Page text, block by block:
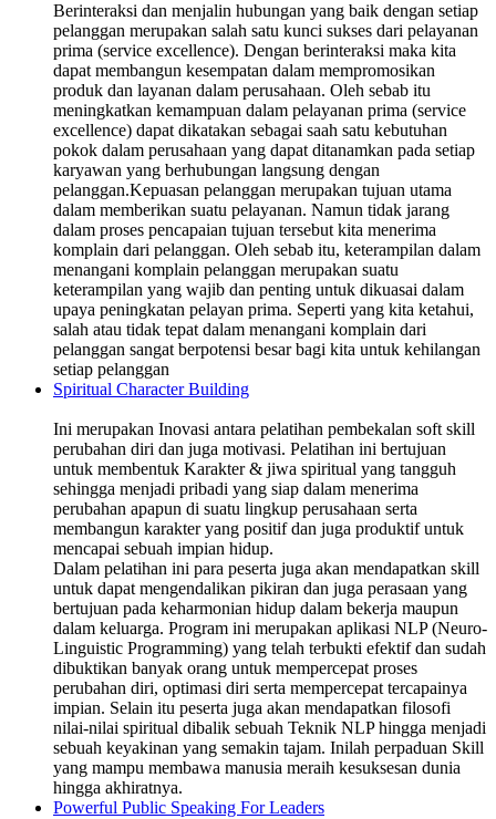
Berinteraksi dan menjalin hubungan yang baik dengan setiap
pelanggan merupakan salah satu kunci sukses dari pelayanan
prima (service excellence). Dengan berinteraksi maka kita
dapat membangun kesempatan dalam mempromosikan
produk dan layanan dalam perusahaan. Oleh sebab itu
meningkatkan kemampuan dalam pelayanan prima (service
excellence) dapat dikatakan sebagai saah satu kebutuhan
pokok dalam perusahaan yang dapat ditanamkan pada setiap
karyawan yang berhubungan langsung dengan
pelanggan.Kepuasan pelanggan merupakan tujuan utama
dalam memberikan suatu pelayanan. Namun tidak jarang
dalam proses pencapaian tujuan tersebut kita menerima
komplain dari pelanggan. Oleh sebab itu, keterampilan dalam
menangani komplain pelanggan merupakan suatu
keterampilan yang wajib dan penting untuk dikuasai dalam
upaya peningkatan pelayan prima. Seperti yang kita ketahui,
salah atau tidak tepat dalam menangani komplain dari
pelanggan sangat berpotensi besar bagi kita untuk kehilangan
setiap pelanggan
Spiritual Character Building
Ini merupakan Inovasi antara pelatihan pembekalan soft skill
perubahan diri dan juga motivasi. Pelatihan ini bertujuan
untuk membentuk Karakter & jiwa spiritual yang tangguh
sehingga menjadi pribadi yang siap dalam menerima
perubahan apapun di suatu lingkup perusahaan serta
membangun karakter yang positif dan juga produktif untuk
mencapai sebuah impian hidup.
Dalam pelatihan ini para peserta juga akan mendapatkan skill
untuk dapat mengendalikan pikiran dan juga perasaan yang
bertujuan pada keharmonian hidup dalam bekerja maupun
dalam keluarga. Program ini merupakan aplikasi NLP (Neuro-
Linguistic Programming) yang telah terbukti efektif dan sudah
dibuktikan banyak orang untuk mempercepat proses
perubahan diri, optimasi diri serta mempercepat tercapainya
impian. Selain itu peserta juga akan mendapatkan filosofi
nilai-nilai spiritual dibalik sebuah Teknik NLP hingga menjadi
sebuah keyakinan yang semakin tajam. Inilah perpaduan Skill
yang mampu membawa manusia meraih kesuksesan dunia
hingga akhiratnya.
Powerful Public Speaking For Leaders